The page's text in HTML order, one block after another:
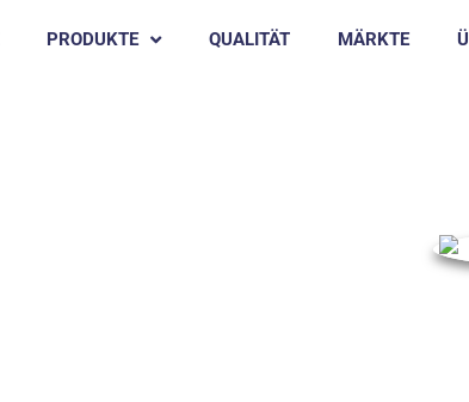
PRODUKTE QUALITÄT MÄRKTE